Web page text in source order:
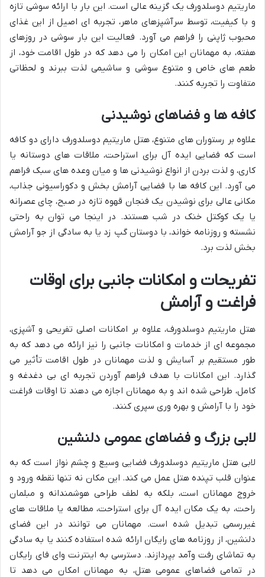
ماریتیم دوسلدورف یک گزینه عالی است. این بار با ارائه سوشی تازه
و با کیفیت، توسط سرآشپزهای ماهر، تجربه ای اصیل از این غذای
محبوب ژاپنی را فراهم می آورد. فعالیت این بار سوشی در روزهای
هفته، به مهمانان این امکان را می دهد که در طول اقامت خود، از
طعم های خاص و متنوع سوشی و ساشیمی لذت ببرند و لحظاتی
متفاوت را تجربه کنند.
کافه ها و فضاهای نوشیدنی
علاوه بر رستوران های متنوع، هتل ماریتیم دوسلدورف دارای دو کافه
است که فضایی ایده آل برای استراحت، ملاقات های دوستانه یا
کاری، و لذت بردن از انواع نوشیدنی ها و میان وعده های سبک فراهم
می آورد. این کافه ها با فضایی آرامش بخش و دکوراسیونی جذاب،
مکانی عالی برای نوشیدن یک فنجان قهوه تازه در صبح، چای عصرانه
یا یک کوکتل خنک در شب هستند. در اینجا می توان به راحتی
نشسته و روزنامه خواند، با دوستان گپ زد یا به سادگی از جو آرامش
بخش لذت برد.
تفریحات و امکانات جانبی برای اوقات
فراغت و آرامش
هتل ماریتیم دوسلدورف، علاوه بر امکانات اصلی تفریحی و آشپزی،
مجموعه ای از خدمات و امکانات جانبی را نیز ارائه می دهد که به
طور مستقیم بر آسایش و لذت مهمانان در طول اقامت تأثیر می
گذارد. این امکانات با هدف فراهم آوردن تجربه ای بی دغدغه و
کامل، طراحی شده اند و به مهمانان اجازه می دهند تا اوقات فراغت
خود را با آرامش و بهره وری سپری کنند.
لابی بزرگ و فضاهای عمومی دلنشین
لابی هتل ماریتیم دوسلدورف فضایی وسیع و چشم نواز است که به
عنوان قلب تپنده هتل عمل می کند. این مکان نه تنها نقطه ورود و
خروج مهمانان است، بلکه به لطف طراحی هوشمندانه و مبلمان
راحت، به یک مکان ایده آل برای استراحت، مطالعه یا ملاقات های
غیررسمی تبدیل شده است. مهمانان می توانند در این فضای
دلنشین، از روزنامه های رایگان ارائه شده استفاده کنند یا به سادگی
به تماشای رفت وآمد بپردازند. دسترسی به اینترنت وای فای رایگان
در تمامی فضاهای عمومی هتل، به مهمانان امکان می دهد تا